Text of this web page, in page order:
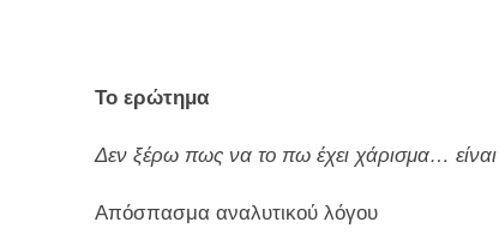
Το ερώτημα
Δεν ξέρω πως να το πω έχει χάρισμα…
Απόσπασμα αναλυτικού λόγου